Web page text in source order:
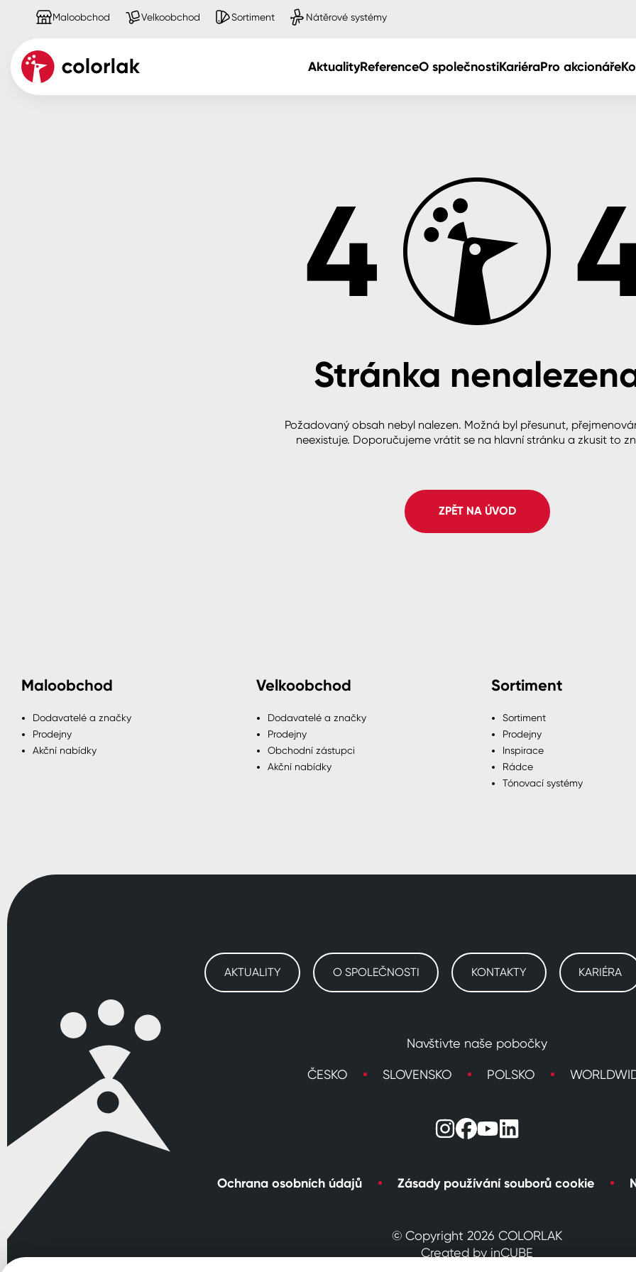
Maloobchod Velkoobchod Sortiment Nátěrové systémy
AktualityReferenceO společnostiKariéraPro akcionáře
Ředidla, tužidla, čističe, technickéStránka
Požadovaný obsah nebyl nalezen. Možná byl přesunut,
neexistuje. Doporučujeme vrátit se na hlavní stránku a zkusit to
ZPĚT NA ÚVOD
Maloobchod
Dodavatelé a značky
Prodejny
Akční nabídky
Velkoobchod
Dodavatelé a značky
Prodejny
Obchodní zástupci
Akční nabídky
Sortiment
Sortiment
Prodejny
Inspirace
Rádce
Tónovací systémy
AKTUALITY O SPOLEČNOSTI KONTAKTY KARIÉRA
Navštivte naše pobočky
ČESKO SLOVENSKO POLSKO
Ochrana osobních údajů Zásady používání souborů cookie
© Copyright 2026 COLORLAK
Created by inCUBE